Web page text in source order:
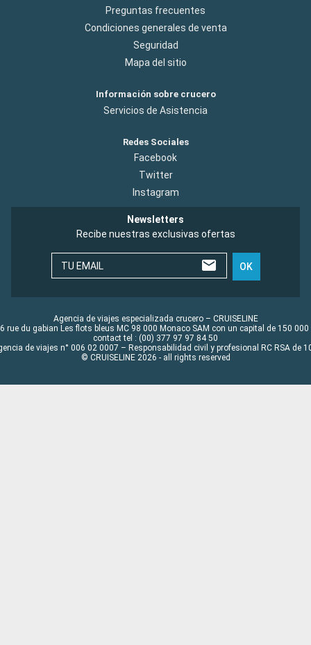
Preguntas frecuentes
Condiciones generales de venta
Seguridad
Mapa del sitio
Información sobre crucero
Servicios de Asistencia
Redes Sociales
Facebook
Twitter
Instagram
Newsletters
Recibe nuestras exclusivas ofertas
TU EMAIL OK
Agencia de viajes especializada crucero – CRUISELINE
rue du gabian Les flots bleus MC 98 000 Monaco SAM con un capital de 150 000
contact tel : (00) 377 97 97 84 50
de viajes n° 006 02 0007 – Responsabilidad civil y profesional RC RSA de
© CRUISELINE 2026 - all rights reserved